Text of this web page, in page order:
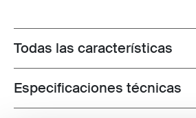
Toggle features
Todas las características
Toggle techspec
Especificaciones técnicas